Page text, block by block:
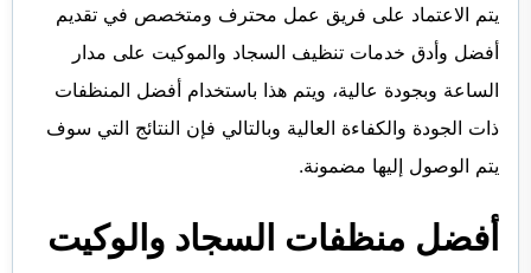
يتم الاعتماد على فريق عمل محترف ومتخصص في تقديم
أفضل وأدق خدمات تنظيف السجاد والموكيت على مدار
الساعة وبجودة عالية، ويتم هذا باستخدام أفضل المنظفات
ذات الجودة والكفاءة العالية وبالتالي فإن النتائج التي سوف
يتم الوصول إليها مضمونة.
أفضل منظفات السجاد والوكيت